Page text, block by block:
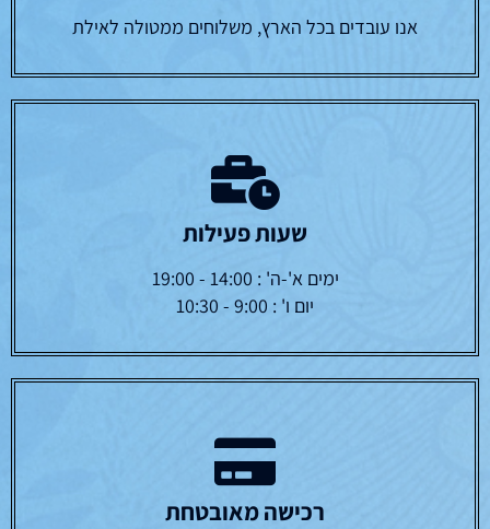
אנו עובדים בכל הארץ, משלוחים ממטולה לאילת
שעות פעילות
ימים א'-ה' : 14:00 - 19:00
יום ו' : 9:00 - 10:30
רכישה מאובטחת